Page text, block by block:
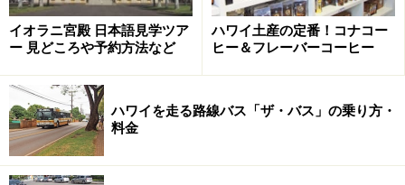
たり、ハワイアンカルチャーが体験できるホテル主催の
キッズプログラム。ネイバーアイランドやオアフ島郊外
フ島では4軒のみ。ホテル選びの参考にしてください
ね。
ネイバーアイランド、オアフ島郊外でキッズプログラム
イオラニ宮殿 日本語見学ツア
ー 見どころや予約方法など
ハワイ土産の定番！コナコー
ヒー＆フレーバーコーヒー
ハワイを走る路線バス「ザ・バス」の乗り方・
料金